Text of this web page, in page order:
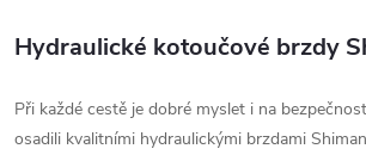
Hydraulické kotoučové brzdy
Při každé cestě je dobré myslet i na
osadili kvalitními hydraulickými brzdami